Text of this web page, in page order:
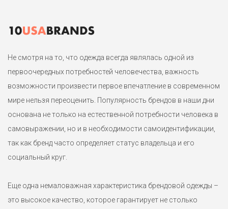
9500 ₽
Темно-синее супер женственное худи на белоснежном меху
Не смотря на то, что одежда всегда являлась одной из
первоочередных потребностей человечества, важность
возможности произвести первое впечатление в современном
мире нельзя переоценить. Популярность брендов в наши дни
основана не только на естественной потребности человека в
самовыражении, но и в необходимости самоидентификации,
так как бренд часто определяет статус владельца и его
социальный круг.
Еще одна немаловажная характеристика брендовой одежды –
это высокое качество, которое гарантирует не столько